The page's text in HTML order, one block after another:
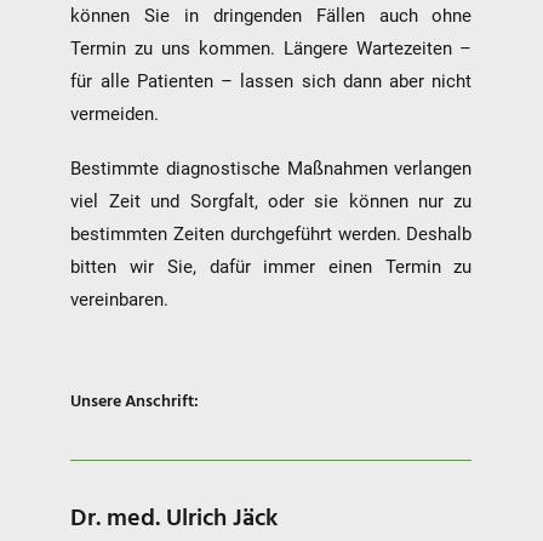
können Sie in dringenden Fällen auch ohne
Termin zu uns kommen. Längere Wartezeiten –
für alle Patienten – lassen sich dann aber nicht
vermeiden.
Bestimmte diagnostische Maßnahmen verlangen
viel Zeit und Sorgfalt, oder sie können nur zu
bestimmten Zeiten durchgeführt werden. Deshalb
bitten wir Sie, dafür immer einen Termin zu
vereinbaren.
Unsere Anschrift:
Dr. med. Ulrich Jäck